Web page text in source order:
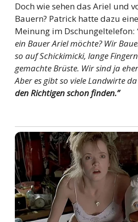
Doch wie sehen das Ariel und
Bauern? Patrick hatte dazu
Meinung im Dschungeltelefon:
ein Bauer Ariel möchte? Wir
so auf Schickimicki, lange
gemachte Brüste. Wir sind ja
Aber es gibt so viele Landwirte
den Richtigen schon finden.”